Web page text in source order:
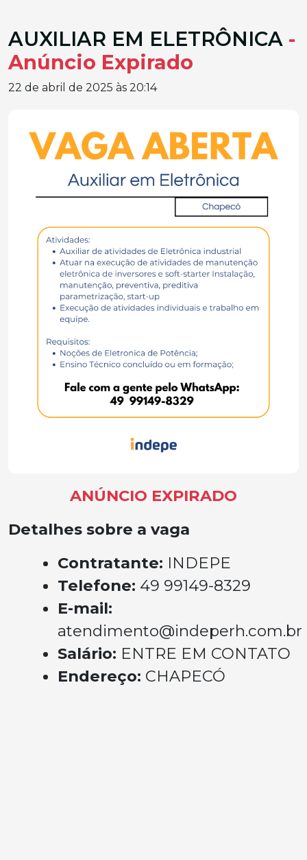
AUXILIAR EM ELETRÔNICA -
Anúncio Expirado
22 de abril de 2025 às 20:14
ANÚNCIO EXPIRADO
Detalhes sobre a vaga
Contratante: INDEPE
Telefone: 49 99149-8329
E-mail:
atendimento@indeperh.com.br
Salário: ENTRE EM CONTATO
Endereço: CHAPECÓ